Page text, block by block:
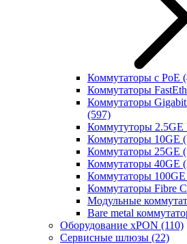
Коммутаторы с PoE
Коммутаторы
Коммутаторы
(597)
Коммутуторы 2.5GE
Коммутаторы 10GE
Коммутаторы 25GE
Коммутаторы 40GE
Коммутаторы 100GE
Коммутаторы Fibre
Модульные
Bare metal
Оборудование xPON (110)
Сервисные шлюзы (22)